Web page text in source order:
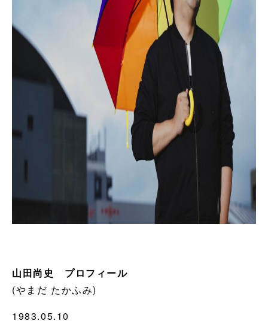
山田尚史 プロフィール
(やまだ たかふみ)
1983.05.10